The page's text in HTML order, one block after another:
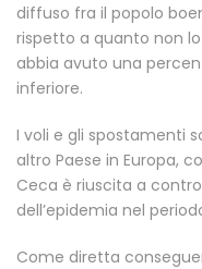
diffuso fra il popolo
rispetto a quanto non
abbia avuto una
inferiore.
I voli e gli spostamenti
altro Paese in Europa,
Ceca è riuscita a
dell’epidemia nel
Come diretta